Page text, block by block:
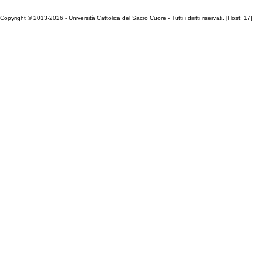
Copyright © 2013-2026 - Università Cattolica del Sacro Cuore - Tutti i diritti riservati. [Host: 17]